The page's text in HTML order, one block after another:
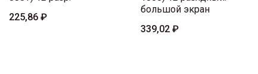
225,86 ₽
большой экран
339,02 ₽